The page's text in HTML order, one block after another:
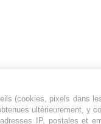
est un média
de l'actualité
(cookies, pixels dans
ultérieurement, y
IP, postales et